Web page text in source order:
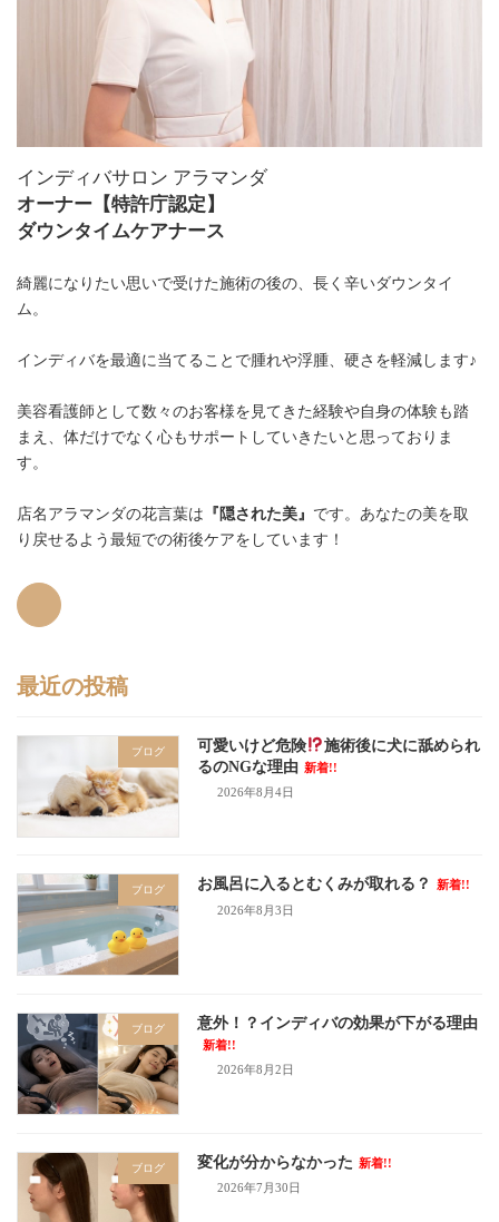
インディバサロン アラマンダ
オーナー【特許庁認定】
ダウンタイムケアナース
綺麗になりたい思いで受けた施術の後の、長く辛いダウンタイ
ム。
インディバを最適に当てることで腫れや浮腫、硬さを軽減します♪
美容看護師として数々のお客様を見てきた経験や自身の体験も踏
まえ、体だけでなく心もサポートしていきたいと思っておりま
す。
店名アラマンダの花言葉は 『隠された美』 です。あなたの美を取
り戻せるよう最短での術後ケアをしています！
最近の投稿
ブログ 可愛いけど危険
施術後に犬に舐められ
るのNGな理由 新着!!
2026年8月4日
ブログ お風呂に入るとむくみが取れる？
新着!!
2026年8月3日
ブログ 意外！？インディバの効果が下がる理由
新着!!
2026年8月2日
ブログ 変化が分からなかった 新着!!
2026年7月30日